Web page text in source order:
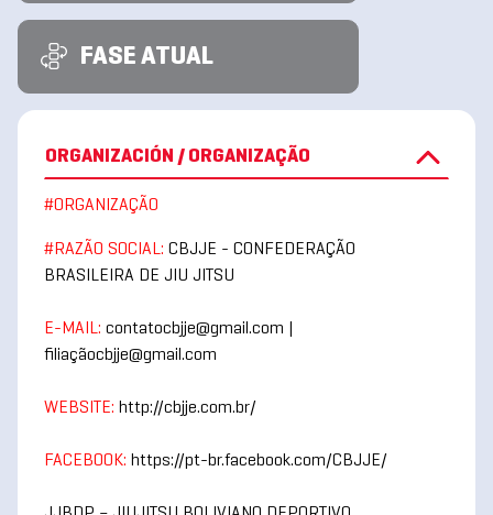
FASE ATUAL
ORGANIZACIÓN / ORGANIZAÇÃO
#ORGANIZAÇÃO
#RAZÃO SOCIAL: CBJJE - CONFEDERAÇÃO
BRASILEIRA DE JIU JITSU
E-MAIL: contatocbjje@gmail.com |
filiaçãocbjje@gmail.com
WEBSITE: http://cbjje.com.br/
FACEBOOK: https://pt-br.facebook.com/CBJJE/